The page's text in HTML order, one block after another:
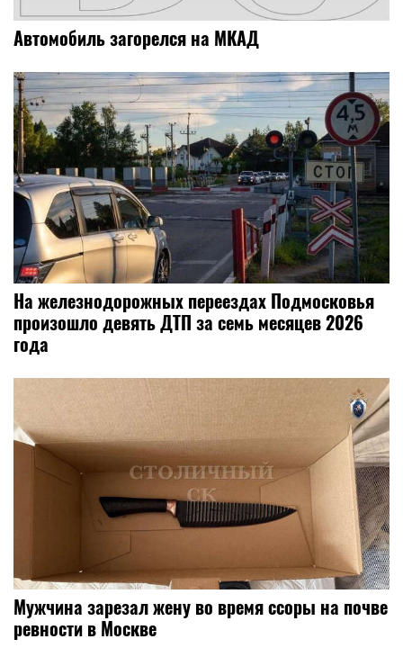
Автомобиль загорелся на МКАД
На железнодорожных переездах Подмосковья
произошло девять ДТП за семь месяцев 2026
года
Мужчина зарезал жену во время ссоры на почве
ревности в Москве